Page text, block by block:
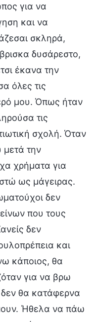
για να
και να
σκληρά,
δυσάρεστο,
έκανα την
όλες τις
μου. Όπως ήταν
τις
σχολή. Όταν
την
χρήματα για
ως μάγειρας.
δεν
που τους
δεν
και
κάποιος, θα
για να βρω
θα κατάφερνα
Ήθελα να πάω